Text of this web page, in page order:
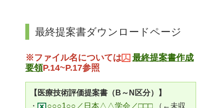
最終提案書ダウンロードページ
※ファイル名については
最終提案書作成
要領P.14~P.17参照
【医療技術評価提案書（B～N区分）】
・
○○○1○○／日本△△学会／□□□ （←未収